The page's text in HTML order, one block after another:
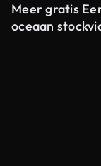
Meer gratis
oceaan